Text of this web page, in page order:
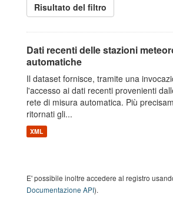
Risultato del filtro
Dati recenti delle stazioni
automatiche
Il dataset fornisce, tramite una
l'accesso ai dati recenti provenienti
rete di misura automatica. Più
ritornati gli...
XML
E' possibile inoltre accedere al registro
Documentazione API).